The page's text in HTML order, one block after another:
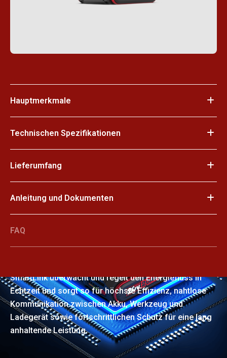
Hauptmerkmale
Technischen Spezifikationen
Lieferumfang
Anleitung und Dokumenten
FAQ
SmartLink überwacht und regelt den Energiefluss in
Echtzeit und sorgt so für höchste Effizienz, nahtlose
Kommunikation zwischen Akku, Werkzeug und
Ladegerät sowie fortschrittlichen Schutz für eine lang
anhaltende Leistung.